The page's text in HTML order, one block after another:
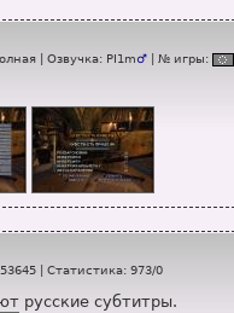
олная | Озвучка: PI1m♂ | № игры:
Статистика: 973/0
русские субтитры.